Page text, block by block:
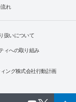
れ
扱いについて
ィへの取り組み
ング株式会社行動計画